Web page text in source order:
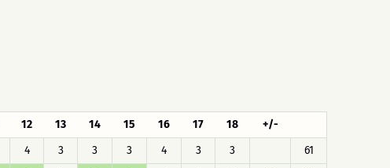
12 13 14 15 16 17 18
+/-
4 3 3 3 4 3 3
61